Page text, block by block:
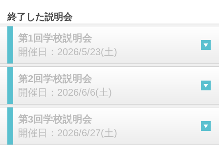
終了した説明会
第1回学校説明会
開催日： 2026/5/23(土)
第2回学校説明会
開催日： 2026/6/6(土)
第3回学校説明会
開催日： 2026/6/27(土)